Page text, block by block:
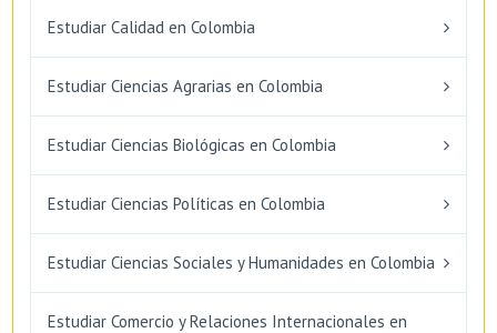
Estudiar Calidad en Colombia
Estudiar Ciencias Agrarias en Colombia
Estudiar Ciencias Biológicas en Colombia
Estudiar Ciencias Políticas en Colombia
Estudiar Ciencias Sociales y Humanidades en Colombia
Estudiar Comercio y Relaciones Internacionales en